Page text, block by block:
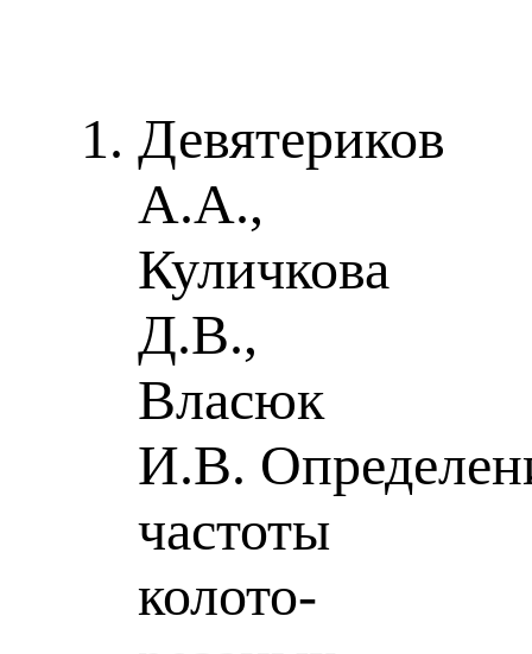
Девятериков
А.А.,
Куличкова
Д.В.,
Власюк
И.В.
частоты
колото-